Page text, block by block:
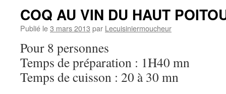
COQ AU VIN DU HAUT
Publié le3 mars 2013 par Lecuisiniermoucheur
Pour 8 personnes
Temps de préparation : 1H40 mn
Temps de cuisson : 20 à 30 mn